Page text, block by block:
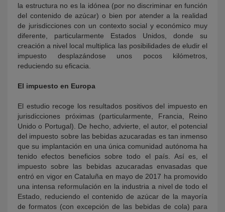
la estructura no es la idónea (por no discriminar en función
del contenido de azúcar) o bien por atender a la realidad
de jurisdicciones con un contexto social y económico muy
diferente, particularmente Estados Unidos, donde su
creación a nivel local multiplica las posibilidades de eludir el
impuesto desplazándose unos pocos kilómetros,
reduciendo su eficacia.
El impuesto en Europa
El estudio recoge los resultados positivos del impuesto en
jurisdicciones próximas (particularmente, Francia, Reino
Unido o Portugal). De hecho, advierte, el autor, el potencial
del impuesto sobre las bebidas azucaradas es tan inmenso
que su implantación en una única comunidad autónoma ha
tenido efectos beneficios sobre todo el país. Así es, el
impuesto sobre las bebidas azucaradas envasadas que
entró en vigor en Cataluña en mayo de 2017 ha promovido
una intensa reformulación en la industria a nivel de todo el
Estado, reduciendo el contenido de azúcar de la mayoría
de formatos (con excepción de las bebidas de cola) para